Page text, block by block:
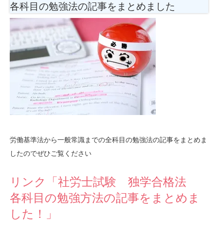
各科目の勉強法の記事をまとめました
労働基準法から一般常識までの全科目の勉強法の記事をまとめま
したのでぜひご覧ください
リンク「社労士試験 独学合格法
各科目の勉強方法の記事をまとめま
した！」